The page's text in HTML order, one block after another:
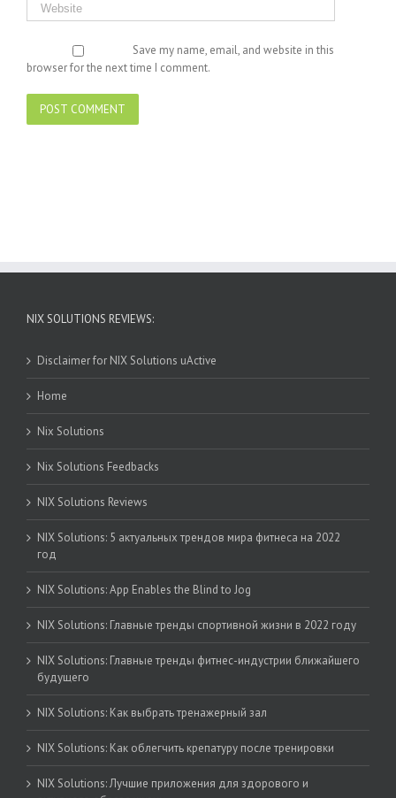
Save my name, email, and website in this
browser for the next time I comment.
NIX SOLUTIONS REVIEWS:
Disclaimer for NIX Solutions uActive
Home
Nix Solutions
Nix Solutions Feedbacks
NIX Solutions Reviews
NIX Solutions: 5 актуальных трендов мира фитнеса на 2022
год
NIX Solutions: App Enables the Blind to Jog
NIX Solutions: Главные тренды спортивной жизни в 2022 году
NIX Solutions: Главные тренды фитнес-индустрии ближайшего
будущего
NIX Solutions: Как выбрать тренажерный зал
NIX Solutions: Как облегчить крепатуру после тренировки
NIX Solutions: Лучшие приложения для здорового и